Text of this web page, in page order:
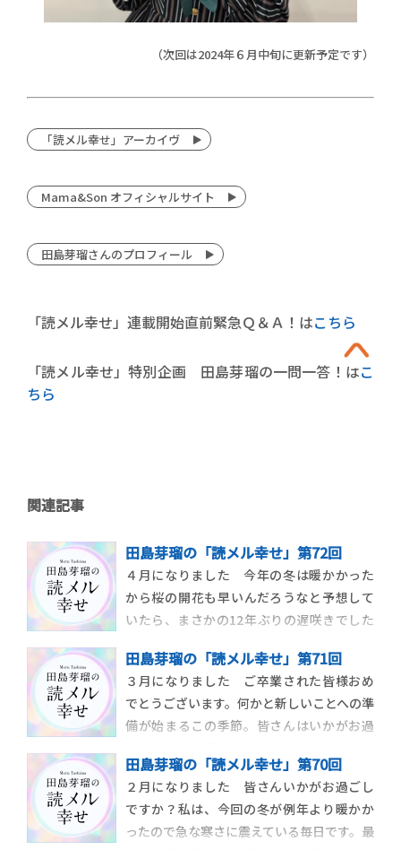
（次回は2024年６月中旬に更新予定です）
「読メル幸せ」アーカイヴ
Mama&Son オフィシャルサイト
田島芽瑠さんのプロフィール
「読メル幸せ」連載開始直前緊急Ｑ＆Ａ！はこちら
「読メル幸せ」特別企画 田島芽瑠の一問一答！はこ
ちら
関連記事
田島芽瑠の「読メル幸せ」第72回
４月になりました 今年の冬は暖かかった
から桜の開花も早いんだろうなと予想して
いたら、まさかの12年ぶりの遅咲きでした
はいかがお過ごしでしたか？私は先月、家
族旅行でハワイに行ってきました！２月末
の韓国に続いて、良い刺激をもらえて最高に
充実した期間でした。今後行きたいと思っ
ているのは
田島芽瑠の「読メル幸せ」第71回
３月になりました ご卒業された皆様おめ
でとうございます。何かと新しいことへの準
備が始まるこの季節。皆さんはいかがお過
間韓国旅行に行ってきました、韓国に行く
のはこれで４回目。友人との待ち合わせの
都合で、今回は初めて韓国の電車に一人で
乗ることになりました
ドキドキしながら
田島芽瑠の「読メル幸せ」第70回
２月になりました 皆さんいかがお過ごし
ですか？私は、今回の冬が例年より暖かか
ったので急な寒さに震えている毎日です。最